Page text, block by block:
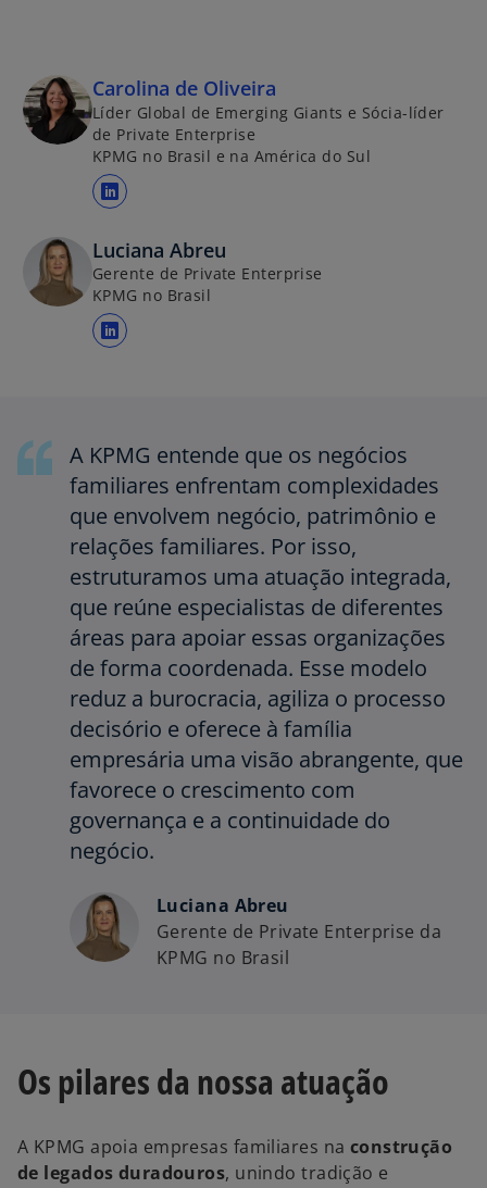
Carolina de Oliveira
Líder Global de Emerging Giants e Sócia-líder
de Private Enterprise
KPMG no Brasil e na América do Sul
a
r
e
e
m
o
v
a
g
u
a
Luciana Abreu
Gerente de Private Enterprise
KPMG no Brasil
a
e
m
u
m
a
n
o
v
a
g
u
i
a
A KPMG entende que os negócios
familiares enfrentam complexidades
que envolvem negócio, patrimônio e
relações familiares. Por isso,
estruturamos uma atuação integrada,
que reúne especialistas de diferentes
áreas para apoiar essas organizações
de forma coordenada. Esse modelo
reduz a burocracia, agiliza o processo
decisório e oferece à família
empresária uma visão abrangente, que
favorece o crescimento com
governança e a continuidade do
negócio.
Luciana Abreu
Gerente de Private Enterprise da
KPMG no Brasil
Os pilares da nossa atuação
A KPMG apoia empresas familiares na construção
de legados duradouros, unindo tradição e